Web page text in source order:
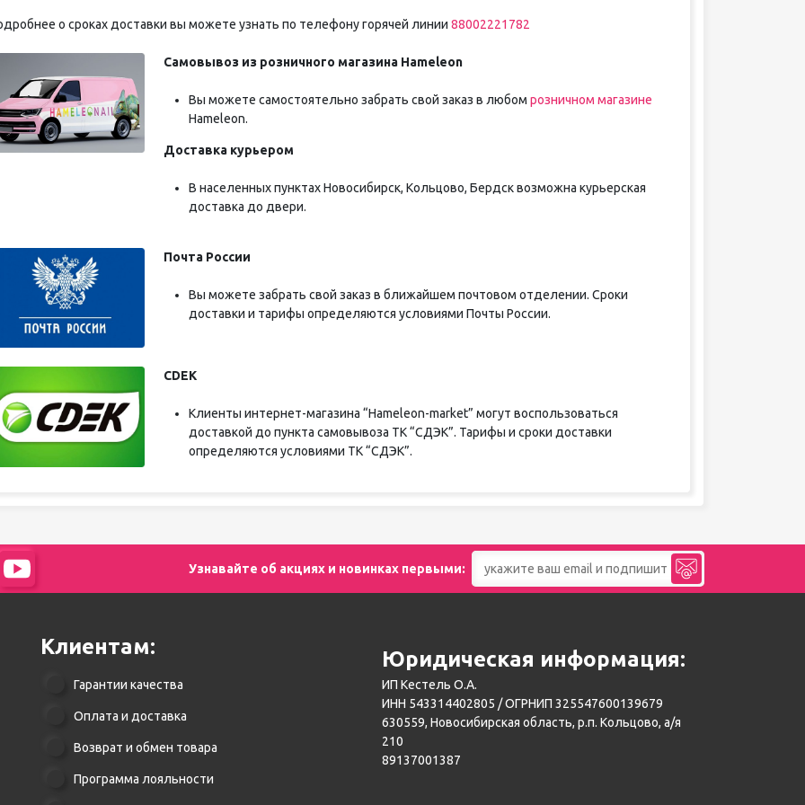
о сроках доставки вы можете узнать по телефону горячей линии 88002221782
Самовывоз из розничного магазина Hameleon
Вы можете самостоятельно забрать свой заказ в любом розничном магазине
Hameleon.
Доставка курьером
В населенных пунктах Новосибирск, Кольцово, Бердск возможна курьерская
доставка до двери.
Почта России
Вы можете забрать свой заказ в ближайшем почтовом отделении. Сроки
доставки и тарифы определяются условиями Почты России.
CDEK
Клиенты интернет-магазина “Hameleon-market” могут воспользоваться
доставкой до пункта самовывоза ТК “СДЭК”. Тарифы и сроки доставки
определяются условиями ТК “СДЭК”.
Узнавайте об акциях и новинках первыми:
Клиентам:
Гарантии качества
Оплата и доставка
Возврат и обмен товара
Программа лояльности
Юридическая информация:
ИП Кестель О.А.
ИНН 543314402805 / ОГРНИП 325547600139679
630559, Новосибирская область, р.п. Кольцово, а/я
210
89137001387